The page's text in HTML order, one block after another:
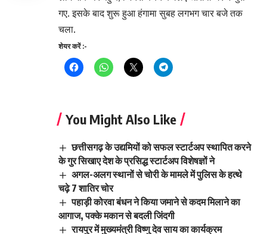
गए. इसके बाद शुरू हुआ हंगामा सुबह लगभग चार बजे तक
चला.
शेयर करें :-
You Might Also Like
छत्तीसगढ़ के उद्यमियों को सफल स्टार्टअप स्थापित करने
के गुर सिखाए देश के प्रसिद्ध स्टार्टअप विशेषज्ञों ने
अगल-अलग स्थानों से चोरी के मामले में पुलिस के हत्थे
चढ़े 7 शातिर चोर
पहाड़ी कोरवा बंधन ने किया जमाने से कदम मिलाने का
आगाज, पक्के मकान से बदली जिंदगी
रायपुर में मुख्यमंत्री विष्णु देव साय का कार्यक्रम